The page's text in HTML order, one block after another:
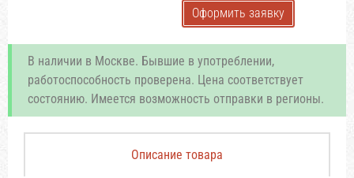
Оформить заявку
В наличии в Москве. Бывшие в употреблении,
работоспособность проверена. Цена соответствует
состоянию. Имеется возможность отправки в регионы.
Описание товара